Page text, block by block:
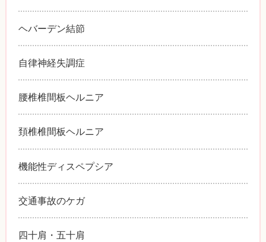
ヘバーデン結節
自律神経失調症
腰椎椎間板ヘルニア
頚椎椎間板ヘルニア
機能性ディスペプシア
交通事故のケガ
四十肩・五十肩